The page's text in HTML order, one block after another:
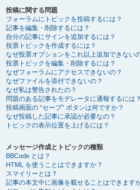
投稿に関する問題
フォーラムにトピックを投稿するには？
記事を編集・削除するには？
自分の記事にサインを追加するには？
投票トピックを作成するには？
なぜ投票オプションをこれ以上追加できない
投票トピックを編集・削除するには？
なぜフォーラムにアクセスできないの？
なぜファイルを添付できないの？
なぜ私は警告されたの？
問題のある記事をモデレータに通報するには？
投稿画面の “セーブ” ボタンは何ですか？
なぜ投稿した記事に承認が必要なの？
トピックの表示位置を上げるには？
メッセージ作成とトピックの種類
BBCode とは？
HTML を使うことはできますか？
スマイリーとは？
記事の本文中に画像を載せることはできます